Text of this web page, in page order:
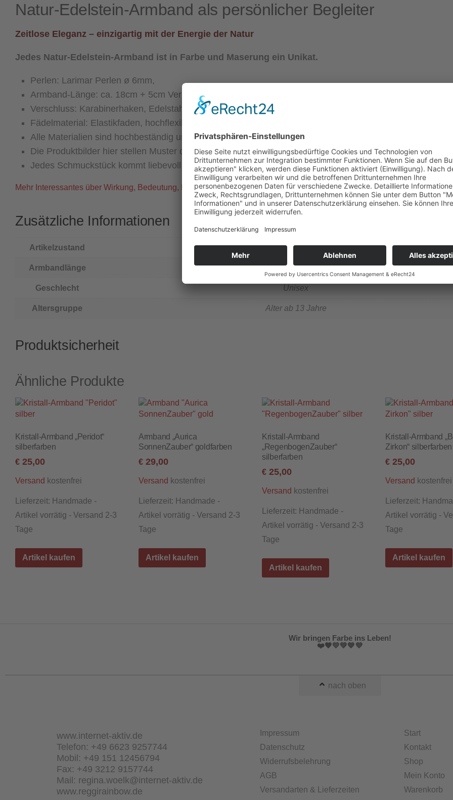
Natur-Edelstein-Armband als persönlicher Begleiter
Zeitlose Eleganz – einzigartig mit der Energie der Natur
Jedes Natur-Edelstein-Armband ist in Farbe und Maserung ein Unikat.
Perlen: Larimar Perlen ø 6mm,
Armband-Länge: ca. 18cm + 5cm Verlängerungskettchen, Edelstahl, silberfarben
Verschluss: Karabinerhaken, Edelstahl, silberfarben
Fädelmaterial: Elastikfaden, hochflexibel und langlebig
Alle Materialien sind hochbeständig und für Allergiker geeignet
Die Produktbilder hier stellen Muster dar, die Anzahl der Perlen kann je nach Armbandlänge variieren!
Jedes Schmuckstück kommt liebevoll verpackt in einer hübschen Geschenkverpackung bei Ihnen an.
Mehr Interessantes über Wirkung, Bedeutung, Herkunft und Pflege in unserer „Zauberwelt der Steine“»
Zusätzliche Informationen
Artikelzustand neu
Armbandlänge ca. 18cm+5cm
Geschlecht Unisex
Altersgruppe Alter ab 13 Jahre
Produktsicherheit
Ähnliche Produkte
Kristall-Armband „Peridot“
silberfarben
€ 25,00
Versand kostenfrei
Lieferzeit: Handmade -
Artikel vorrätig - Versand 2-3
Tage
Artikel kaufen
Armband „Aurica
SonnenZauber“ goldfarben
€ 29,00
Versand kostenfrei
Lieferzeit: Handmade -
Artikel vorrätig - Versand 2-3
Tage
Artikel kaufen
Kristall-Armband
„RegenbogenZauber“
silberfarben
€ 25,00
Versand kostenfrei
Lieferzeit: Handmade -
Artikel vorrätig - Versand 2-3
Tage
Artikel kaufen
Kristall-Armband
Zirkon“ silberfarben
€ 25,00
Versand kostenfrei
Lieferzeit:
Artikel vorrätig -
Tage
Artikel kaufen
Wir bringen Farbe ins Leben!
❤️🧡💛💚💙💜
nach oben
www.internet-aktiv.de
Telefon: +49 6623 9257744
Mobil: +49 151 12456794
Fax: +49 3212 9157744
Mail: regina.woelk@internet-aktiv.de
www.reggirainbow.de
Impressum
Datenschutz
Widerrufsbelehrung
AGB
Versandarten & Lieferzeiten
Start
Kontakt
Shop
Mein Konto
Warenkorb